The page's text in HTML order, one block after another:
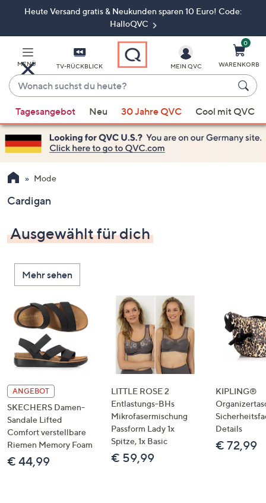
ZumHeute Versand gratis & Neukunden sparen 10 Euro! Code:
HalloQVC
MENÜ TV-RÜCKBLICK
Wonach
suchst
du
heute?
Vorschläge
verfügbar
sind,
verwenden
Sie
Pfeiltasten
oben
und
nach
unten
oder
wischen
Sie
Touch-
Geräten
links
bzw.
rechts,
um
diese
anzuzeigen.
MEIN QVC
0
WARENKORB
Tagesangebot Neu 30 Jahre QVC Cool mit QVC
Mode
Cardigan
Ausgewählt für dich
Mehr sehen
ANGEBOT
SKECHERS Damen-
Sandale Lifted
Comfort verstellbare
Riemen Memory Foam
€ 44,99
LITTLE ROSE 2
Entlastungs-BHs
Mikrofasermischung
Passform Lady 1x
Spitze, 1x Basic
€ 59,99
KIPLING®
Details
€ 72,99